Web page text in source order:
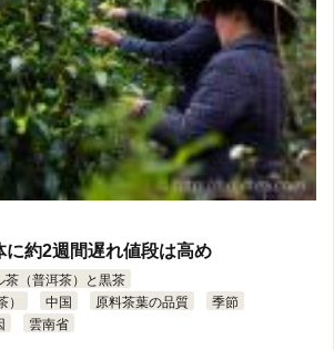
に約2週間遅れ値段は高め
茶（普洱茶）と黒茶
中国 原料茶葉の品質
季節
雲南省